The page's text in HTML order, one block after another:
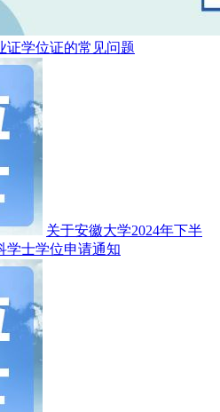
证学位证的常见问题
关于安徽大学2024年下半
学士学位申请通知